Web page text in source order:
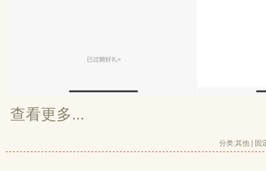
查看更多...
分类:其他 固